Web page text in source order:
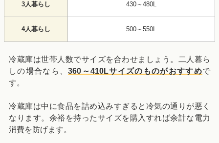
3人暮らし 430～480L
4人暮らし 500～550L
冷蔵庫は世帯人数でサイズを合わせましょう。二人暮ら
しの場合なら、360～410Lサイズのものがおすすめで
す。
冷蔵庫は中に食品を詰め込みすぎると冷気の通りが悪く
なります。余裕を持ったサイズを購入すれば余計な電力
消費を防げます。